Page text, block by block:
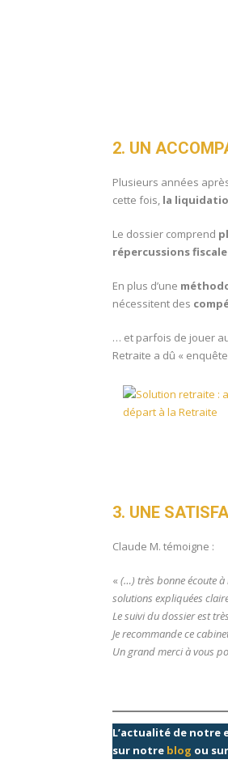
2. UN
Plusieurs années
cette fois, la
Le dossier comprend
répercussions
En plus d’une
nécessitent des
… et parfois de jouer
Retraite a dû «
3. UNE
Claude M. témoigne :
« (…) très bonne écoute
solutions expliquées
Le suivi du dossier est
Je recommande ce
Un grand merci à vous
L’actualité de notre
sur notreblog ou